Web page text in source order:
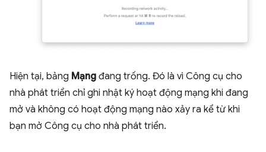
Hiện tại, bảng Mạng đang trống. Đó là vì Công cụ cho
nhà phát triển chỉ ghi nhật ký hoạt động mạng khi đang
mở và không có hoạt động mạng nào xảy ra kể từ khi
bạn mở Công cụ cho nhà phát triển.